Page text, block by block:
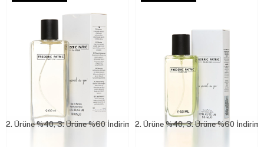
2. Ürüne %40, 3. Ürüne %60 İndirim 2. Ürüne %40, 3. Ürüne %60 İndirim